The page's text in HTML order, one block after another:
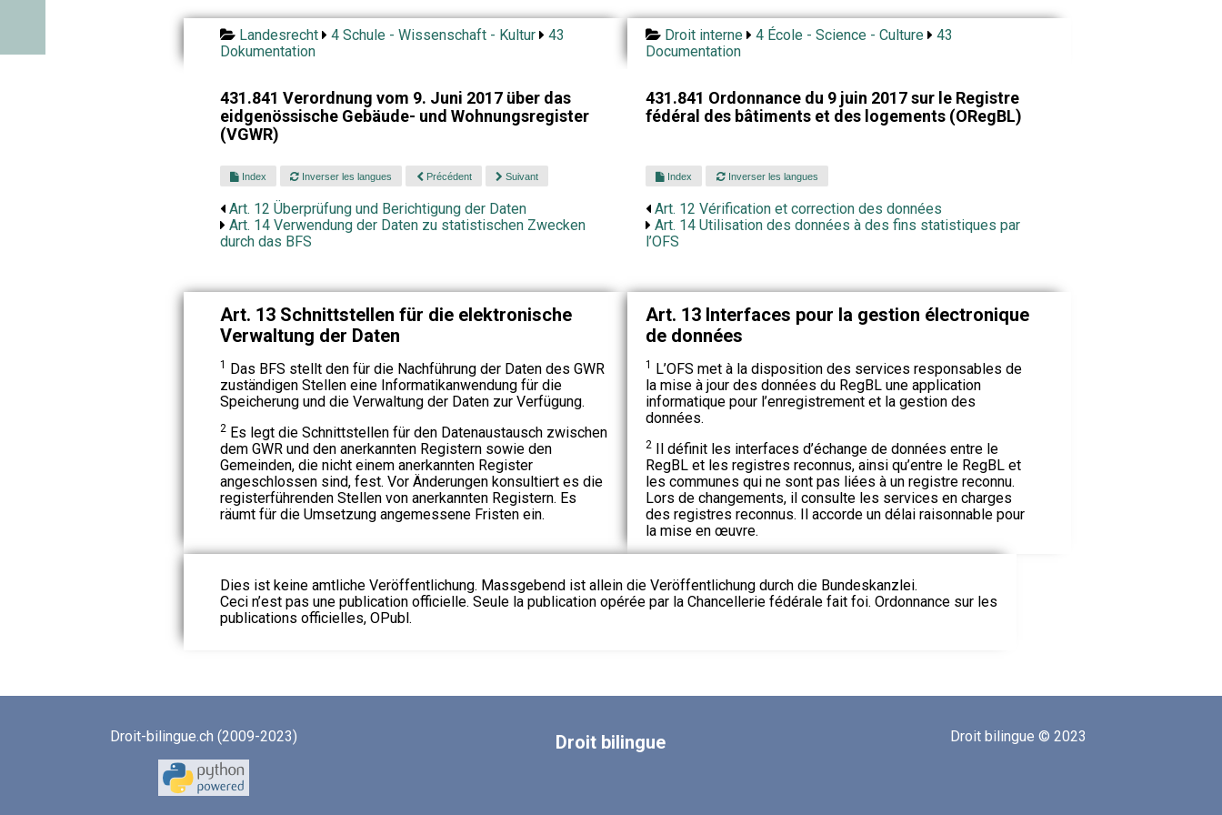
Landesrecht 4 Schule - Wissenschaft - Kultur
43
Dokumentation
Droit interne 4 École - Science - Culture
43
Documentation
431.841 Verordnung vom 9. Juni 2017 über das
eidgenössische Gebäude- und Wohnungsregister
(VGWR)
431.841 Ordonnance du 9 juin 2017 sur le Registre
fédéral des bâtiments et des logements (ORegBL)
Index Inverser les langues Précédent Suivant
Art. 12 Überprüfung und Berichtigung der Daten
Art. 14 Verwendung der Daten zu statistischen Zwecken
durch das BFS
Index Inverser les langues
Art. 12 Vérification et correction des données
Art. 14 Utilisation des données à des fins statistiques par
l’OFS
Art. 13 Schnittstellen für die elektronische
Verwaltung der Daten
1 Das BFS stellt den für die Nachführung der Daten des GWR
zuständigen Stellen eine Informatikanwendung für die
Speicherung und die Verwaltung der Daten zur Verfügung.
2Es legt die Schnittstellen für den Datenaustausch zwischen
dem GWR und den anerkannten Registern sowie den
Gemeinden, die nicht einem anerkannten Register
angeschlossen sind, fest. Vor Änderungen konsultiert es die
registerführenden Stellen von anerkannten Registern. Es
räumt für die Umsetzung angemessene Fristen ein.
Art. 13 Interfaces pour la gestion électronique
de données
1 L’OFS met à la disposition des services responsables de
la mise à jour des données du RegBL une application
informatique pour l’enregistrement et la gestion des
données.
2Il définit les interfaces d’échange de données entre le
RegBL et les registres reconnus, ainsi qu’entre le RegBL et
les communes qui ne sont pas liées à un registre reconnu.
Lors de changements, il consulte les services en charges
des registres reconnus. Il accorde un délai raisonnable pour
la mise en œuvre.
Dies ist keine amtliche Veröffentlichung. Massgebend ist allein die Veröffentlichung durch die Bundeskanzlei.
Ceci n’est pas une publication officielle. Seule la publication opérée par la Chancellerie fédérale fait foi. Ordonnance sur les
publications officielles, OPubl.
Droit-bilingue.ch (2009-2023) Droit bilingue Droit bilingue © 2023